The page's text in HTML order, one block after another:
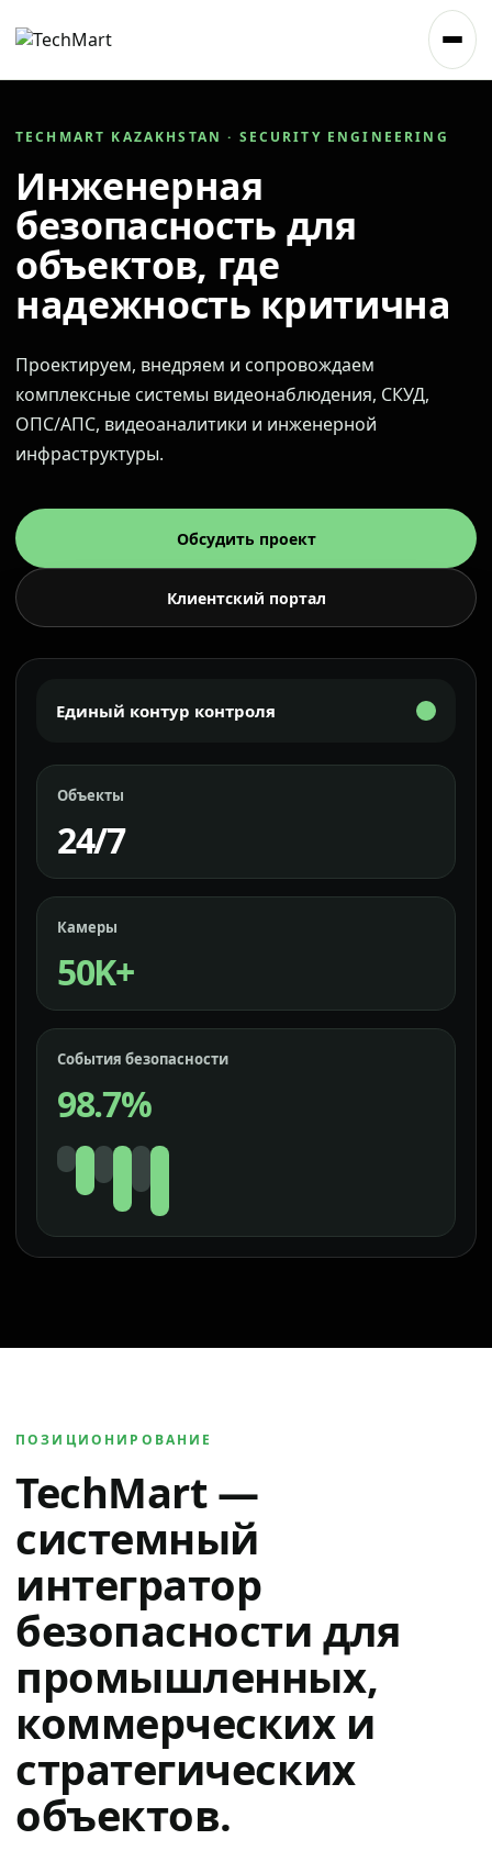
TECHMART KAZAKHSTAN · SECURITY ENGINEERING
Инженерная
безопасность для
объектов, где
надежность критична
Проектируем, внедряем и сопровождаем
комплексные системы видеонаблюдения, СКУД,
ОПС/АПС, видеоаналитики и инженерной
инфраструктуры.
Обсудить проект
Клиентский портал
Единый контур контроля
Объекты
24/7
Камеры
50K+
События безопасности
98.7%
ПОЗИЦИОНИРОВАНИЕ
TechMart —
системный
интегратор
безопасности для
промышленных,
коммерческих и
стратегических
объектов.